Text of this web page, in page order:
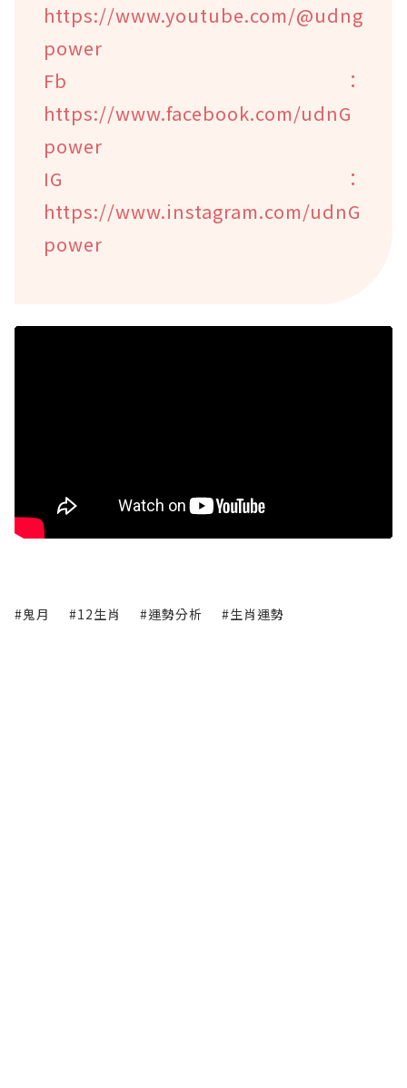
https://www.youtube.com/@udng
power
Fb：
https://www.facebook.com/udnG
power
IG：
https://www.instagram.com/udnG
power
#鬼月 #12生肖 #運勢分析 #生肖運勢